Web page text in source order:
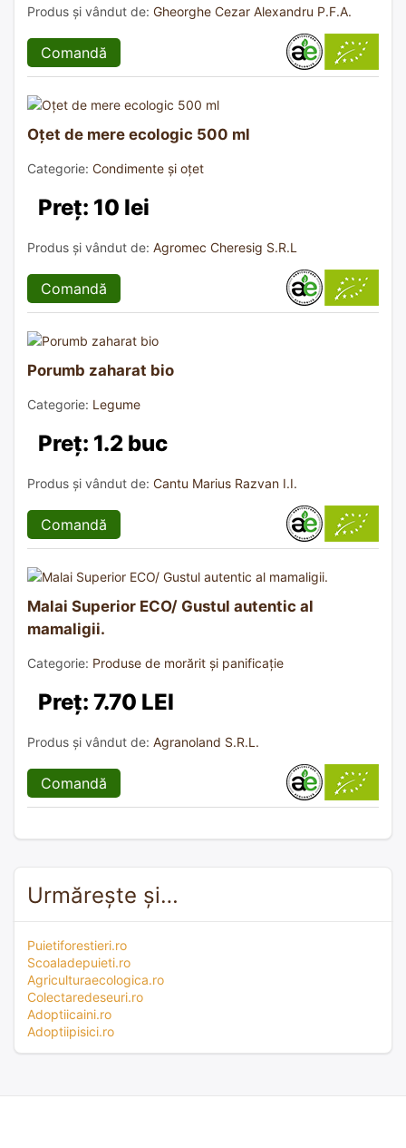
Produs și vândut de: Gheorghe Cezar Alexandru P.F.A.
Comandă
Oțet de mere ecologic 500 ml
Categorie: Condimente și oțet
Preț: 10 lei
Produs și vândut de: Agromec Cheresig S.R.L
Comandă
Porumb zaharat bio
Categorie: Legume
Preț: 1.2 buc
Produs și vândut de: Cantu Marius Razvan I.I.
Comandă
Malai Superior ECO/ Gustul autentic al
mamaligii.
Categorie: Produse de morărit și panificație
Preț: 7.70 LEI
Produs și vândut de: Agranoland S.R.L.
Comandă
Urmărește și…
Puietiforestieri.ro
Scoaladepuieti.ro
Agriculturaecologica.ro
Colectaredeseuri.ro
Adoptiicaini.ro
Adoptiipisici.ro